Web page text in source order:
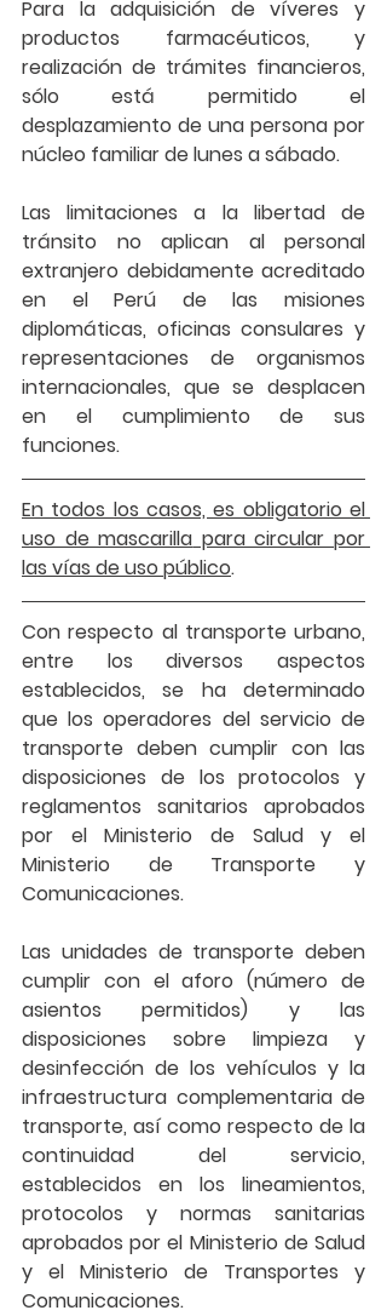
Para la adquisición de víveres y
productos farmacéuticos, y
sólo está permitido el
desplazamiento de una persona por
núcleo familiar de lunes a sábado.
Las limitaciones a la libertad de
tránsito no aplican al personal
extranjero debidamente acreditado
en el Perú de las misiones
diplomáticas, oficinas consulares y
representaciones de organismos
internacionales, que se desplacen
en el cumplimiento de sus
funciones.
uso de mascarilla para circular por
las vías de uso público.
Con respecto al transporte urbano,
entre los diversos aspectos
establecidos, se ha determinado
que los operadores del servicio de
transporte deben cumplir con las
disposiciones de los protocolos y
reglamentos sanitarios aprobados
por el Ministerio de Salud y el
Ministerio de Transporte y
Comunicaciones.
Las unidades de transporte deben
cumplir con el aforo (número de
asientos permitidos) y las
disposiciones sobre limpieza y
desinfección de los vehículos y la
infraestructura complementaria de
transporte, así como respecto de la
continuidad del servicio,
establecidos en los lineamientos,
protocolos y normas sanitarias
aprobados por el Ministerio de Salud
y el Ministerio de Transportes y
Comunicaciones.